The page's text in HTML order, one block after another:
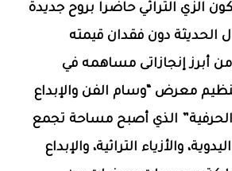
الزي التراثي حاضرا بروح جديدة
الحديثة دون فقدان قيمته
ومن أبرز إنجازاتى مساهمه في
معرض “وسام الفن والإبداع
الذي أصبح مساحة تجمع
والأزياء التراثية، والإبداع